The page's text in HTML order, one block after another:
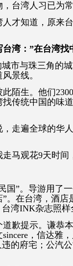
台湾人习已为常
才知道，原来
湾：”在台湾找
市与珠三角的
景线。
陌生。他们
传统中国的味
走遍全球的华
马观花9天时间
国”。导游用了
。在台湾，酒店
湾INK杂志照样
歉提示。谦恭
，信达雅
的府宅；公汽